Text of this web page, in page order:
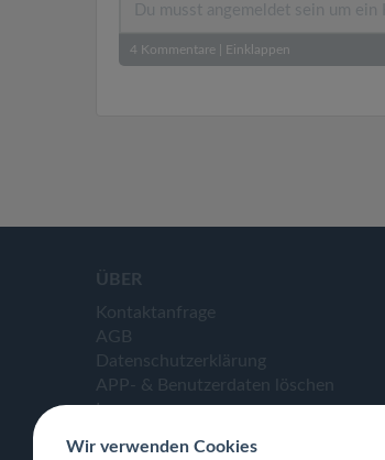
4 Kommentare Einklappen
ÜBER
Kontaktanfrage
AGB
Datenschutzerklärung
APP- & Benutzerdaten löschen
Impressum
Wir verwenden Cookies